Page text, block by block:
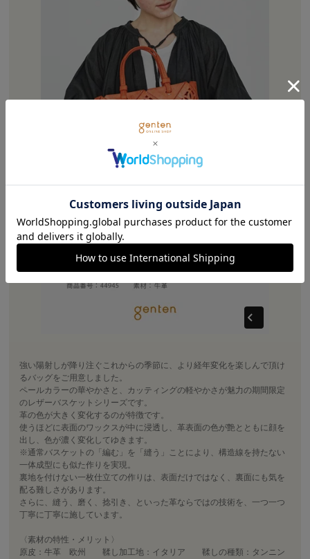
強い陽射しが降り注ぐこれからの季節に、より経年変化を楽しんで頂け
るバッグをご用意しました。
ペールカラーの華やかさと、カッティングの軽やかさが魅力の期間限定
のレザーバスケットシリーズです。
革の色が大きく変化するのが特徴です。
使うほどに表面のワックスが中に浸透し、革表面の色が艶とともに顔を
出し、色が濃く変化してゆきます。
※通常バスケットの「編む」を「縫う」ことにより、構造線を持たない
一体成型にも似た作りを実現。
裏地を付けない一枚仕立ての作りは、表面だけではなく、裏面にも気を
配る難しさがあります。
さらに、縫う、磨く、捻引き、といった革ならではの技術を、一つ一つ
丁寧に丁寧に施しています。
〈素材の特性・メリット〉
原皮：牛革 欧州 鞣し加工地：イタリア 鞣しの種類：タンニン